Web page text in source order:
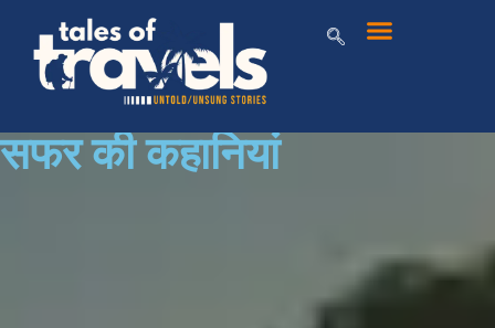
सफर की कहानियां